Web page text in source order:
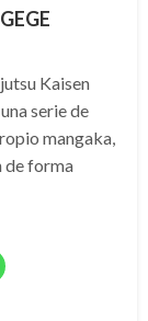
Kaisen
serie de
mangaka,
de forma